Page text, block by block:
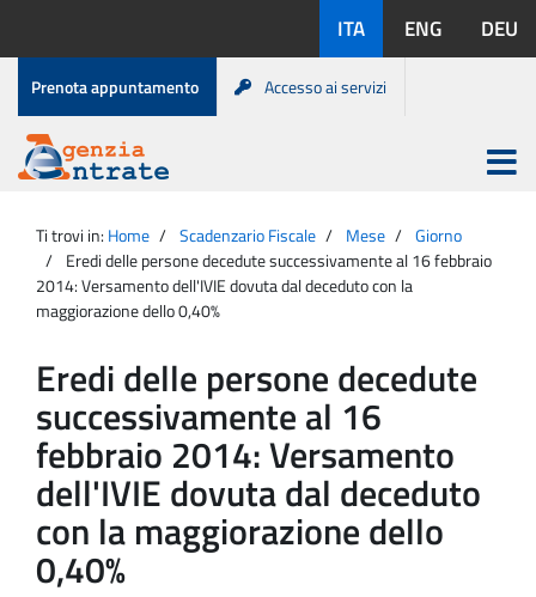
contenuto
disponibili:
ITA ENG DEU
Menu
di
servizio
Prenota appuntamento Accesso ai servizi
Agenzia
Entrate
Apri
menu
principale
Ti trovi in: Home Scadenzario Fiscale Mese
Giorno
Eredi delle persone decedute successivamente al 16 febbraio
2014: Versamento dell'IVIE dovuta dal deceduto con la
maggiorazione dello 0,40%
Eredi delle persone decedute
successivamente al 16
febbraio 2014: Versamento
dell'IVIE dovuta dal deceduto
con la maggiorazione dello
0,40%